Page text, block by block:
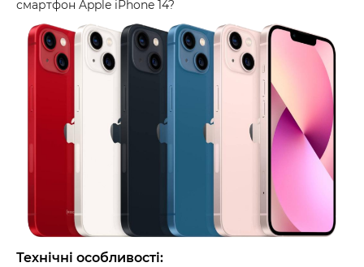
смартфон Apple iPhone 14?
Технічні особливості: